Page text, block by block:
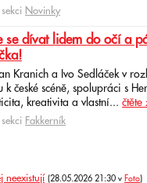
Novinky
se dívat lidem do očí a
Kranich a Ivo Sedláček v
k české scéně, spolupráci s
kreativita a vlastní... čtěte
Fakkerník
neexistují (28.05.2026 21:30 v Foto)